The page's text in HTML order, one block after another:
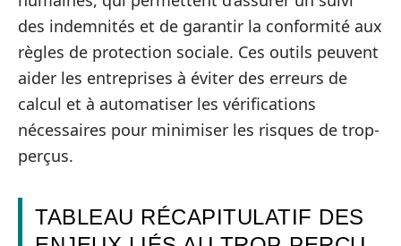
des indemnités et de garantir la conformité aux
règles de protection sociale. Ces outils peuvent
aider les entreprises à éviter des erreurs de
calcul et à automatiser les vérifications
nécessaires pour minimiser les risques de trop-
perçus.
TABLEAU RÉCAPITULATIF DES